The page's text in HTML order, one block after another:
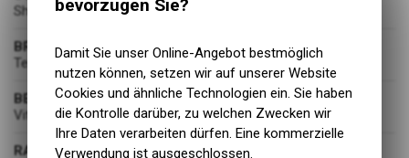
Shimano Cues RD-U4000 9-Gang
BREMSEN
Tektro HD-R285 180/160
BEREIFUNG
Vittoria Terreno Zero 47-622
RADSATZ
bevorzugen Sie?
Damit Sie unser Online-Angebot bestmöglich
nutzen können, setzen wir auf unserer Website
Cookies und ähnliche Technologien ein. Sie haben
die Kontrolle darüber, zu welchen Zwecken wir
Ihre Daten verarbeiten dürfen. Eine kommerzielle
Verwendung ist ausgeschlossen.